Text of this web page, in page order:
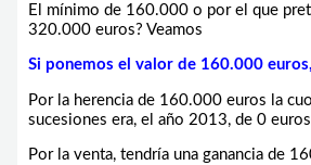
El mínimo de 160.000 o por el que
320.000 euros? Veamos
Si ponemos el valor de 160.000
Por la herencia de 160.000 euros la
sucesiones era, el año 2013, de 0
Por la venta, tendría una ganancia de